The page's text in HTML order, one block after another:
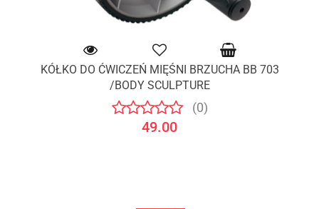
KÓŁKO DO ĆWICZEŃ MIĘŚNI BRZUCHA BB 703
/BODY SCULPTURE
(0)
49.00